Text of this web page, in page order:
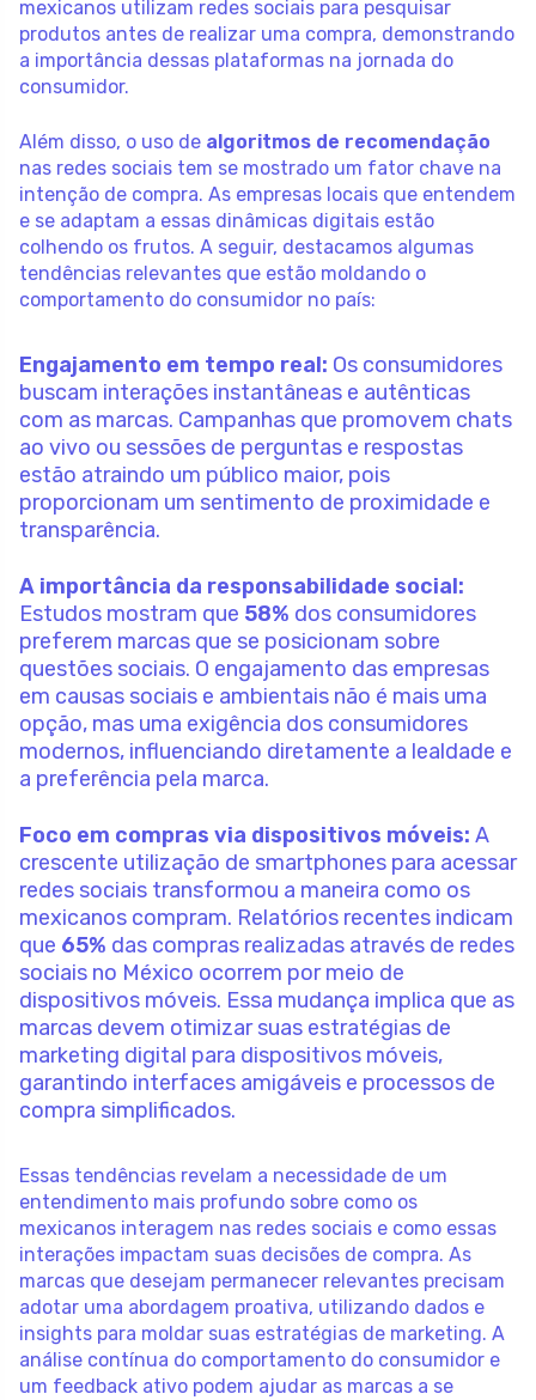
mexicanos utilizam redes sociais para pesquisar
produtos antes de realizar uma compra, demonstrando
a importância dessas plataformas na jornada do
consumidor.
Além disso, o uso de algoritmos de recomendação
nas redes sociais tem se mostrado um fator chave na
intenção de compra. As empresas locais que entendem
e se adaptam a essas dinâmicas digitais estão
colhendo os frutos. A seguir, destacamos algumas
tendências relevantes que estão moldando o
comportamento do consumidor no país:
Engajamento em tempo real: Os consumidores
buscam interações instantâneas e autênticas
com as marcas. Campanhas que promovem chats
ao vivo ou sessões de perguntas e respostas
estão atraindo um público maior, pois
proporcionam um sentimento de proximidade e
transparência.
A importância da responsabilidade social:
Estudos mostram que 58% dos consumidores
preferem marcas que se posicionam sobre
questões sociais. O engajamento das empresas
em causas sociais e ambientais não é mais uma
opção, mas uma exigência dos consumidores
modernos, influenciando diretamente a lealdade e
a preferência pela marca.
Foco em compras via dispositivos móveis: A
crescente utilização de smartphones para acessar
redes sociais transformou a maneira como os
mexicanos compram. Relatórios recentes indicam
que 65% das compras realizadas através de redes
sociais no México ocorrem por meio de
dispositivos móveis. Essa mudança implica que as
marcas devem otimizar suas estratégias de
marketing digital para dispositivos móveis,
garantindo interfaces amigáveis e processos de
compra simplificados.
Essas tendências revelam a necessidade de um
entendimento mais profundo sobre como os
mexicanos interagem nas redes sociais e como essas
interações impactam suas decisões de compra. As
marcas que desejam permanecer relevantes precisam
adotar uma abordagem proativa, utilizando dados e
insights para moldar suas estratégias de marketing. A
análise contínua do comportamento do consumidor e
um feedback ativo podem ajudar as marcas a se